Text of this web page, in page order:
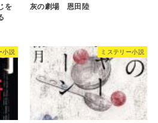
を
灰の劇場 恩田陸
小説 ミステリー小説